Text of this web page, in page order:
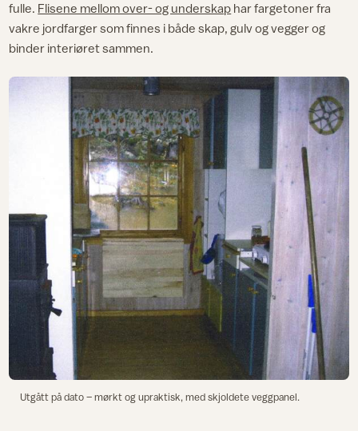
fulle. Flisene mellom over- og underskap har fargetoner fra
vakre jordfarger som finnes i både skap, gulv og vegger og
binder interiøret sammen.
Utgått på dato – mørkt og upraktisk, med skjoldete veggpanel.